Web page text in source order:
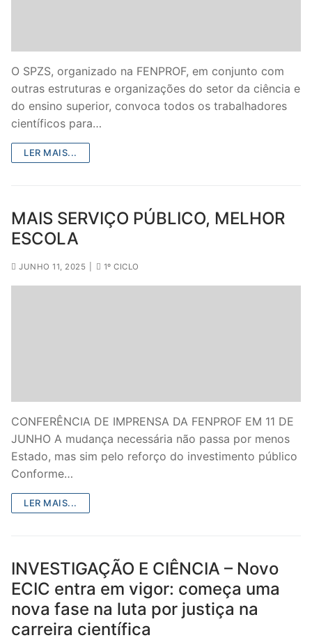
O SPZS, organizado na FENPROF, em conjunto com
outras estruturas e organizações do setor da ciência e
do ensino superior, convoca todos os trabalhadores
científicos para…
LER MAIS...
MAIS SERVIÇO PÚBLICO, MELHOR
ESCOLA
JUNHO 11, 2025 1º CICLO
CONFERÊNCIA DE IMPRENSA DA FENPROF EM 11 DE
JUNHO A mudança necessária não passa por menos
Estado, mas sim pelo reforço do investimento público
Conforme…
LER MAIS...
INVESTIGAÇÃO E CIÊNCIA – Novo
ECIC entra em vigor: começa uma
nova fase na luta por justiça na
carreira científica